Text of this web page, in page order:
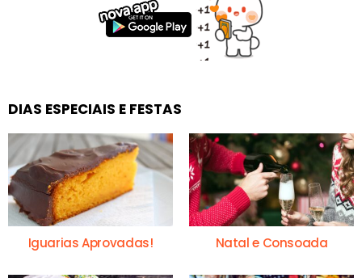
DIAS ESPECIAIS E FESTAS
Iguarias Aprovadas! Natal e Consoada